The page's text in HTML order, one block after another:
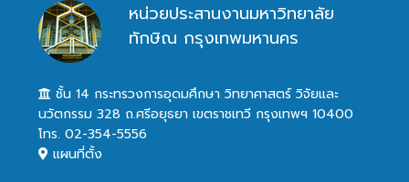
หน่วยประสานงานมหาวิทยาลัย
ทักษิณ กรุงเทพมหานคร
ชั้น 14 กระทรวงการอุดมศึกษา วิทยาศาสตร์ วิจัยและ
นวัตกรรม 328 ถ.ศรีอยุธยา เขตราชเทวี กรุงเทพฯ 10400
โทร. 02-354-5556
แผนที่ตั้ง